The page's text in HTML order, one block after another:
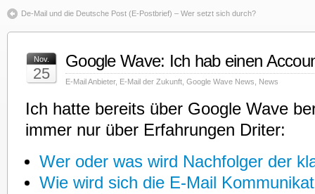
De-Mail und die Deutsche Post (E-Postbrief) – Wer setzt sich durch?
Nov.
25
Google Wave: Ich hab einen
E-Mail Anbieter, E-Mail der Zukunft Google Wave News News
Ich hatte bereits über Google Wave
immer nur über Erfahrungen Driter:
Wer oder was wird Nachfolger der
Wie wird sich die E-Mail